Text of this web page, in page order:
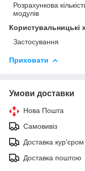
Розрахункова
модулів
Користувальницькі
Застосування
Приховати
Умови доставки
Нова Пошта
Самовивіз
Доставка кур'єром
Доставка поштою